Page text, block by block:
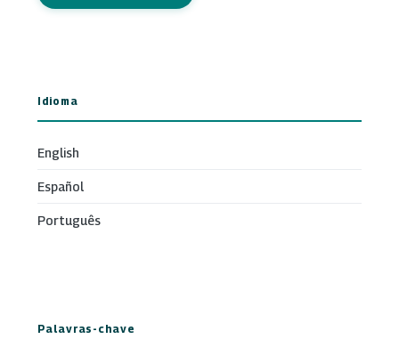
Idioma
English
Español
Português
Palavras-chave